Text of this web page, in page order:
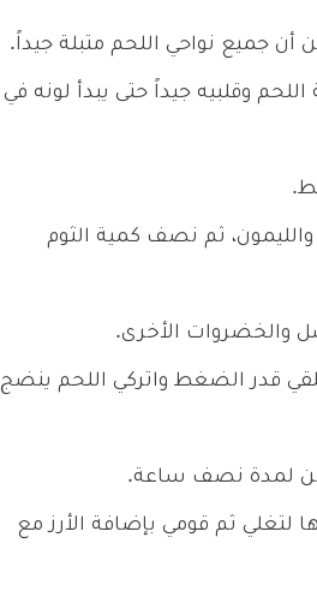
أن جميع نواحي اللحم متبلة جيداً.
وقلبيه جيداً حتى يبدأ لونه في
ثم نصف كمية الثوم
والخضروات الأخرى.
قدر الضغط واتركي اللحم ينضج
لمدة نصف ساعة.
لتغلي ثم قومي بإضافة الأرز مع